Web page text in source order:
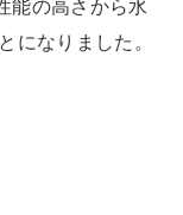
能の高さから水
になりました。